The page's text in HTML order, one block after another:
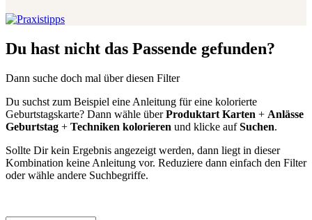
Du hast nicht das Passende gefunden?
Dann suche doch mal über diesen Filter
Du suchst zum Beispiel eine Anleitung für eine kolorierte
Geburtstagskarte? Dann wähle überProduktart Karten + Anlässe
Geburtstag + Techniken kolorieren und klicke aufSuchen.
Sollte Dir kein Ergebnis angezeigt werden, dann liegt in dieser
Kombination keine Anleitung vor. Reduziere dann einfach den Filter
oder wähle andere Suchbegriffe.